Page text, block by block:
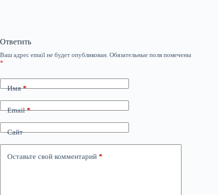
Ответить
Ваш адрес email не будет опубликован. Обязательные поля помечены
*
Имя*
Email*
Сайт
Оставьте свой комментарий *